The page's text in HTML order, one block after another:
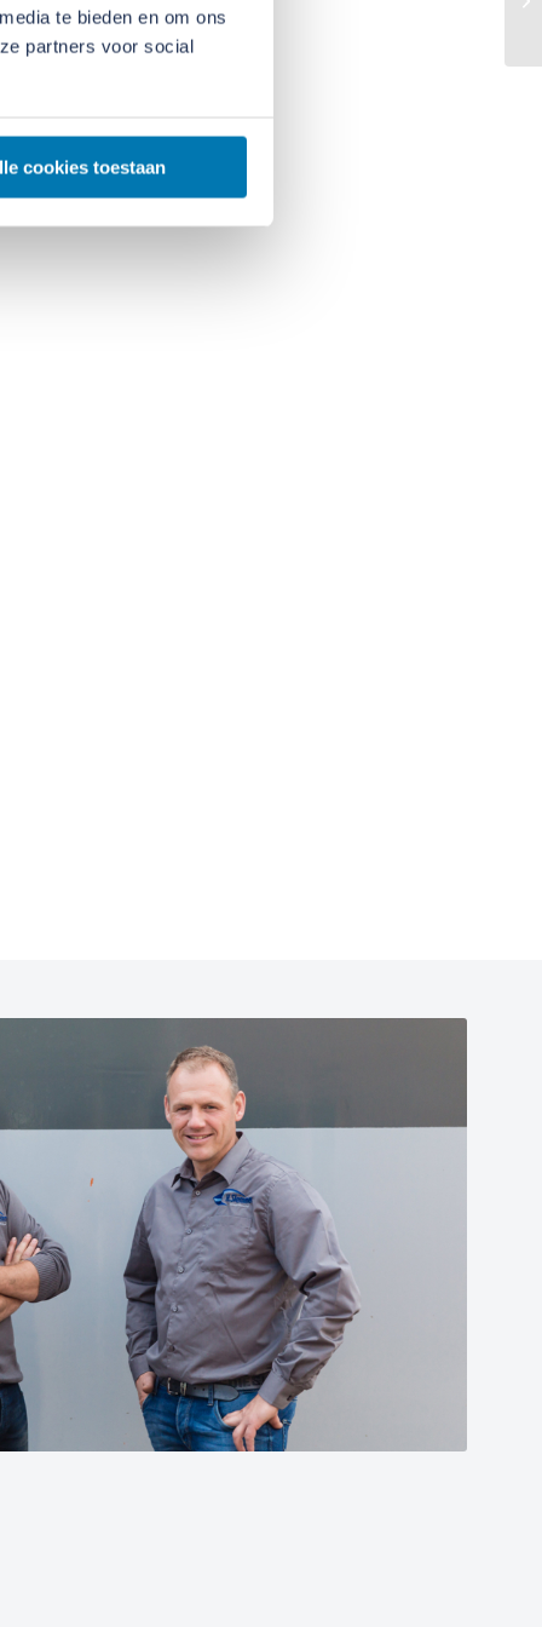
te bieden en om ons
partners voor social
cookies toestaan